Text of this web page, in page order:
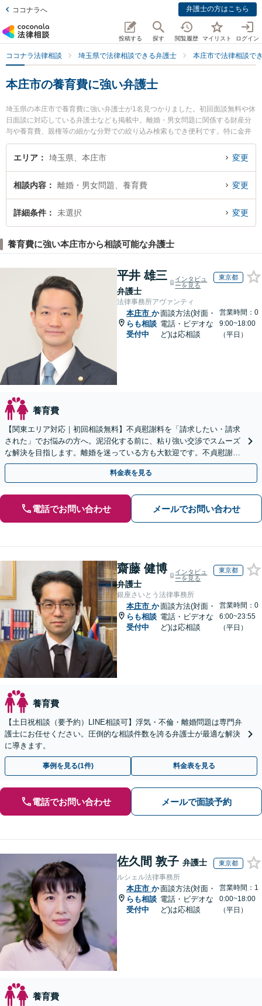
ココナラへ 弁護士の方はこちら
投稿する 探す 閲覧履歴 マイリスト ログイン
ココナラ法律相談 埼玉県で法律相談できる弁護士 本庄市で法律相談で
本庄市の養育費に強い弁護士
埼玉県の本庄市で養育費に強い弁護士が1名見つかりました。初回面談無料や休
日面談に対応している弁護士なども掲載中。離婚・男女問題に関係する財産分
与や養育費、親権等の細かな分野での絞り込み検索もでき便利です。特に金井
法律事務所の金井 英幸弁護士のプロフィール情報や弁護士費用、強みなどが注
目されています。『本庄市で土日や夜間に発生した養育費のトラブルを今すぐ
談予約したい』などでお困りの相談者さんにおすすめです。
エリア 埼玉県、本庄市 変更
相談内容 離婚・男女問題、養育費 変更
詳細条件 未選択 変更
養育費に強い本庄市から相談可能な弁護士
平井 雄三
弁護士
インタビュ
ーを見る
東京都
法律事務所アヴァンティ
本庄市 か
らも相談
受付中
面談方法(対面・
電話・ビデオな
ど)は応相談
営業時間：0
9:00~18:00
（平日）
養育費
【関東エリア対応｜初回相談無料】不貞慰謝料を「請求したい・請求
された」でお悩みの方へ。泥沼化する前に、粘り強い交渉でスムーズ
な解決を目指します。離婚を迷っている方も大歓迎です。不貞慰謝料
請求に強い弁護士にお任せください！【夜間や休日相談可】
料金表を見る
電話でお問い合わせ メールでお問い合わせ
齋藤 健博
弁護士
インタビュ
ーを見る
東京都
銀座さいとう法律事務所
本庄市 か
らも相談
受付中
面談方法(対面・
電話・ビデオな
ど)は応相談
営業時間：0
6:00~23:55
（平日）
養育費
【土日祝相談（要予約）LINE相談可】浮気・不倫・離婚問題は専門弁
護士にお任せください。圧倒的な相談件数を誇る弁護士が最適な解決
に導きます。
事例を見る(1件) 料金表を見る
電話でお問い合わせ メールで面談予約
佐久間 敦子 弁護士 東京都
ルシェル法律事務所
本庄市 か
らも相談
受付中
面談方法(対面・
電話・ビデオな
ど)は応相談
営業時間：1
0:00~18:00
（平日）
養育費